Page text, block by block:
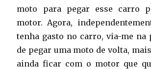
moto para pegar esse carro
motor. Agora,
tenha gasto no carro, via-me na
de pegar uma moto de volta,
ainda ficar com o motor que